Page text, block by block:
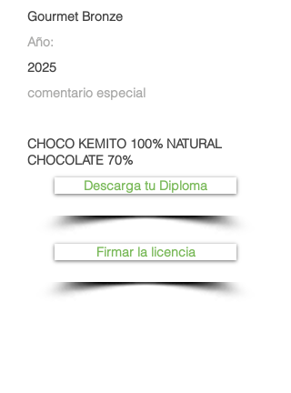
Gourmet Bronze
Año:
2025
comentario especial
CHOCO KEMITO 100% NATURAL
CHOCOLATE 70%
Descarga tu Diploma
Firmar la licencia